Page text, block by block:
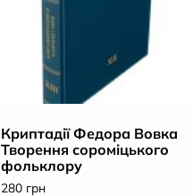
Криптадії Федора Вовка
Творення сороміцького
фольклору
280 грн